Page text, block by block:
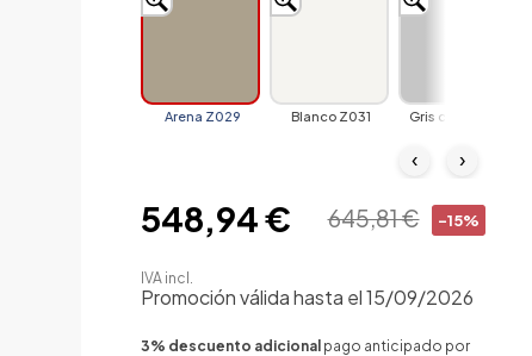
Arena Z029 Blanco Z031 Gris claro Z006
‹ ›
-15%
645,81 €
548,94 €
IVA incl.
Promoción válida hasta el 15/09/2026
3% descuento adicional pago anticipado por